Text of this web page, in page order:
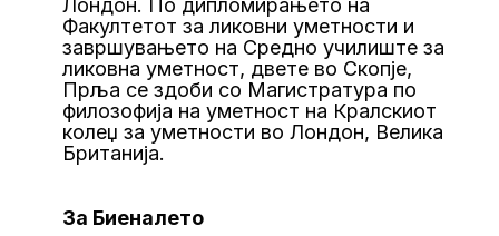
Лондон. По дипломирањето на
Факултетот за ликовни уметности и
завршувањето на Средно училиште за
ликовна уметност, двете во Скопјe,
Прља се здоби со Магистратура по
филозофија на уметност на Кралскиот
колеџ за уметности во Лондон, Велика
Британија.
За Биеналето